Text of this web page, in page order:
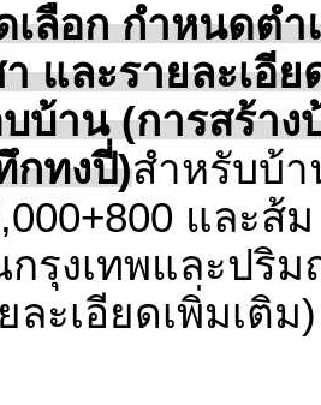
เลือก กำหนดต
และรายละเอี
บ้าน (การสร้า
กทงปี่)สำหรับบ้า
และส้
กรุงเทพและป
ะเอียดเพิ่มเติม)